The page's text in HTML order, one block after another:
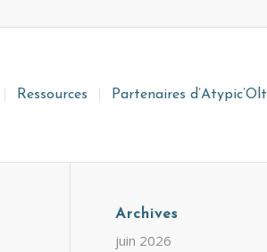
Ressources Partenaires d’Atypic’Olt
Archives
juin 2026